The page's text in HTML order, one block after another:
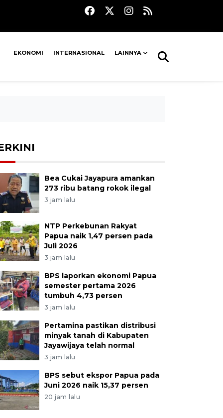
EKONOMI INTERNASIONAL LAINNYA
Bea Cukai Jayapura amankan
273 ribu batang rokok ilegal
3 jam lalu
NTP Perkebunan Rakyat
Papua naik 1,47 persen pada
Juli 2026
3 jam lalu
BPS laporkan ekonomi Papua
semester pertama 2026
tumbuh 4,73 persen
3 jam lalu
Pertamina pastikan distribusi
minyak tanah di Kabupaten
Jayawijaya telah normal
3 jam lalu
BPS sebut ekspor Papua pada
Juni 2026 naik 15,37 persen
20 jam lalu